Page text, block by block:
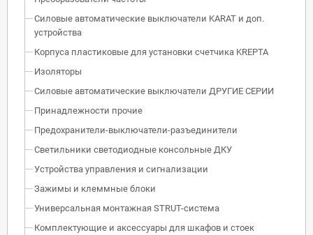
Силовые автоматические выключатели KARAT и доп.
устройства
Корпуса пластиковые для установки счетчика KREPTA
Изоляторы
Силовые автоматические выключатели ДРУГИЕ СЕРИИ
Принадлежности прочие
Предохранители-выключатели-разъединители
Светильники светодиодные консольные ДКУ
Устройства управления и сигнализации
Зажимы и клеммные блоки
Универсальная монтажная STRUT-система
Комплектующие и аксессуары для шкафов и стоек